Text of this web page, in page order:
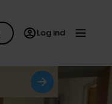
Log ind